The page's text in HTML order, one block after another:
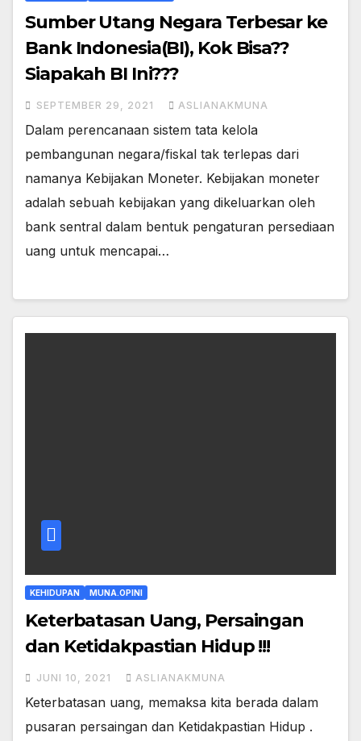
Sumber Utang Negara Terbesar ke
Bank Indonesia(BI), Kok Bisa??
Siapakah BI Ini???
SEPTEMBER 29, 2021 ASLIANAKMUNA
Dalam perencanaan sistem tata kelola
pembangunan negara/fiskal tak terlepas dari
namanya Kebijakan Moneter. Kebijakan moneter
adalah sebuah kebijakan yang dikeluarkan oleh
bank sentral dalam bentuk pengaturan persediaan
uang untuk mencapai…
KEHIDUPAN MUNA.OPINI
Keterbatasan Uang, Persaingan
dan Ketidakpastian Hidup !!!
JUNI 10, 2021 ASLIANAKMUNA
Keterbatasan uang, memaksa kita berada dalam
pusaran persaingan dan Ketidakpastian Hidup .